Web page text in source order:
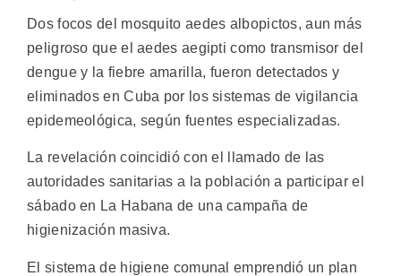
Dos focos del mosquito aedes albopictos, aun más
peligroso que el aedes aegipti como transmisor del
dengue y la fiebre amarilla, fueron detectados y
eliminados en Cuba por los sistemas de vigilancia
epidemeológica, según fuentes especializadas.
La revelación coincidió con el llamado de las
autoridades sanitarias a la población a participar el
sábado en La Habana de una campaña de
higienización masiva.
El sistema de higiene comunal emprendió un plan